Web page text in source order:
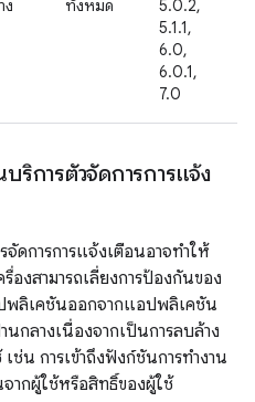
ง ทั้งหมด
5.0.2,
5.1.1,
6.0,
6.0.1,
7.0
ริการตัวจัดการการแจ้ง
ดการการแจ้งเตือนอาจทำให้
งสามารถเลี่ยงการป้องกันของ
ลิเคชันออกจากแอปพลิเคชัน
ลางเนื่องจากเป็นการลบล้าง
ช่น การเข้าถึงฟังก์ชันการทำงาน
ากผู้ใช้หรือสิทธิ์ของผู้ใช้